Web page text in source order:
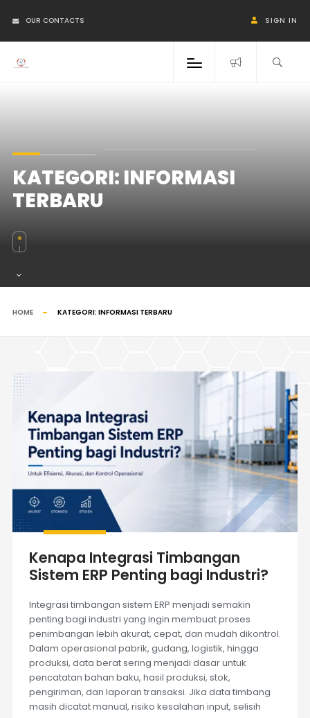
OUR CONTACTS SIGN IN
KATEGORI: INFORMASI
TERBARU
HOME KATEGORI: INFORMASI TERBARU
Kenapa Integrasi Timbangan
Sistem ERP Penting bagi Industri?
Integrasi timbangan sistem ERP menjadi semakin
penting bagi industri yang ingin membuat proses
penimbangan lebih akurat, cepat, dan mudah dikontrol.
Dalam operasional pabrik, gudang, logistik, hingga
produksi, data berat sering menjadi dasar untuk
pencatatan bahan baku, hasil produksi, stok,
pengiriman, dan laporan transaksi. Jika data timbang
masih dicatat manual, risiko kesalahan input, selisih